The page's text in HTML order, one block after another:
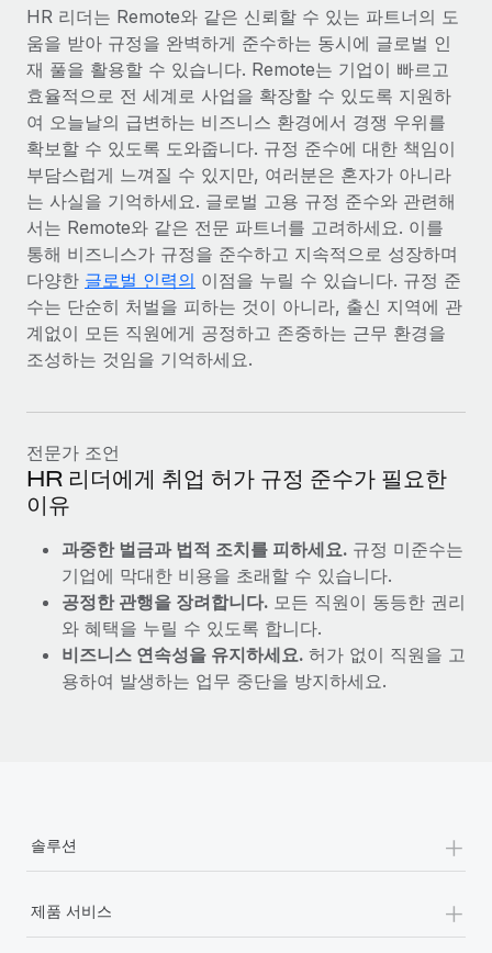
에게는 흥미롭고 전문적인 비디오 제작이 어느 때보다 중요해졌습
니다. 그러나 대부분의 회사들은 그렇게 높은 품질의...
자세히 알아보기
HR 리더는 Remote와 같은 신뢰할 수 있는 파트너의 도
움을 받아 규정을 완벽하게 준수하는 동시에 글로벌 인
재 풀을 활용할 수 있습니다. Remote는 기업이 빠르고
효율적으로 전 세계로 사업을 확장할 수 있도록 지원하
여 오늘날의 급변하는 비즈니스 환경에서 경쟁 우위를
확보할 수 있도록 도와줍니다. 규정 준수에 대한 책임이
부담스럽게 느껴질 수 있지만, 여러분은 혼자가 아니라
는 사실을 기억하세요. 글로벌 고용 규정 준수와 관련해
서는 Remote와 같은 전문 파트너를 고려하세요. 이를
통해 비즈니스가 규정을 준수하고 지속적으로 성장하며
다양한 글로벌 인력의 이점을 누릴 수 있습니다. 규정 준
수는 단순히 처벌을 피하는 것이 아니라, 출신 지역에 관
계없이 모든 직원에게 공정하고 존중하는 근무 환경을
조성하는 것임을 기억하세요.
전문가 조언
HR 리더에게 취업 허가 규정 준수가 필요한
이유
과중한 벌금과 법적 조치를 피하세요. 규정 미준수는
기업에 막대한 비용을 초래할 수 있습니다.
공정한 관행을 장려합니다. 모든 직원이 동등한 권리
와 혜택을 누릴 수 있도록 합니다.
비즈니스 연속성을 유지하세요. 허가 없이 직원을 고
용하여 발생하는 업무 중단을 방지하세요.
솔루션 +
제품 서비스 +